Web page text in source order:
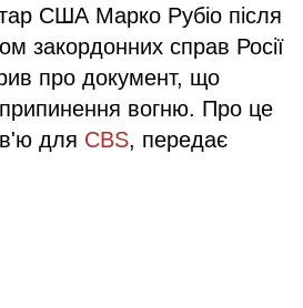
США Марко Рубіо після
закордонних справ Росії
про документ, що
вогню. Про це
для CBS, передає